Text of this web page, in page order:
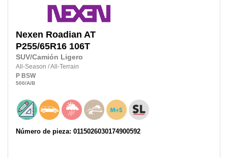
Nexen Roadian AT
P255/65R16 106T
SUV/Camión Ligero
All-Season /All-Terrain
P BSW
500/A/B
Número de pieza: 0115026030174900592